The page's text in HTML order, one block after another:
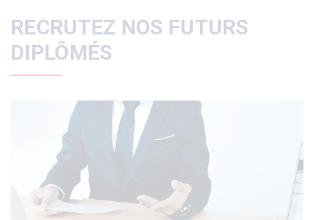
RECRUTEZ NOS FUTURS
DIPLÔMÉS